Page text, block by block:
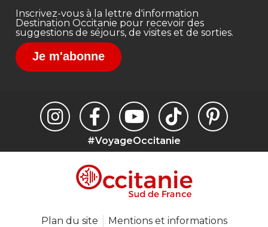
Inscrivez-vous à la lettre d'information
Destination Occitanie pour recevoir des
suggestions de séjours, de visites et de sorties.
Je m'abonne
#VoyageOccitanie
Plan du site Mentions et informations